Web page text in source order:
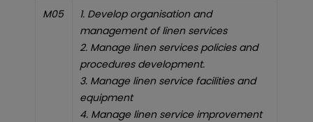
M05
1. Develop organisation and
management of linen services
2. Manage linen services policies and
procedures development.
3. Manage linen service facilities and
equipment
4. Manage linen service improvement